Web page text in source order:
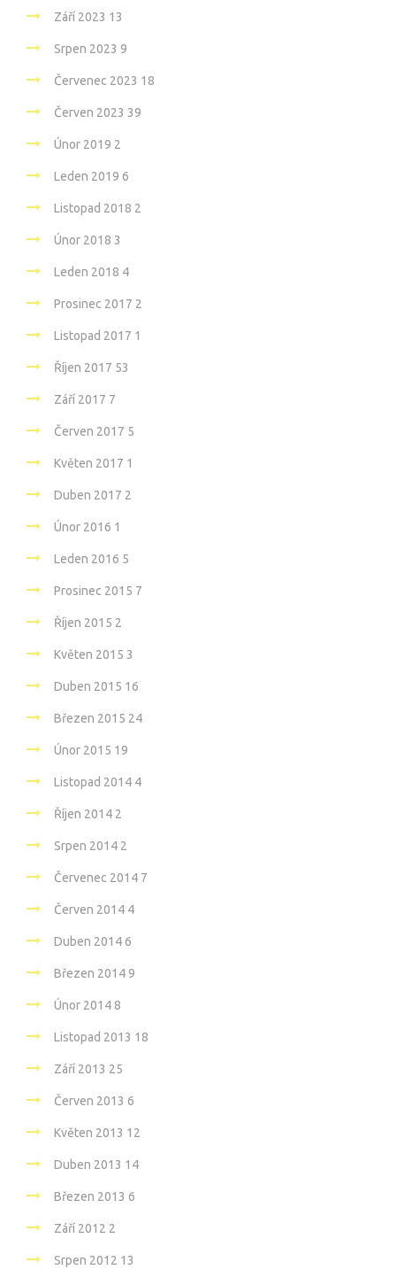
Září 2023 13
Srpen 2023 9
Červenec 2023 18
Červen 2023 39
Únor 2019 2
Leden 2019 6
Listopad 2018 2
Únor 2018 3
Leden 2018 4
Prosinec 2017 2
Listopad 2017 1
Říjen 2017 53
Září 2017 7
Červen 2017 5
Květen 2017 1
Duben 2017 2
Únor 2016 1
Leden 2016 5
Prosinec 2015 7
Říjen 2015 2
Květen 2015 3
Duben 2015 16
Březen 2015 24
Únor 2015 19
Listopad 2014 4
Říjen 2014 2
Srpen 2014 2
Červenec 2014 7
Červen 2014 4
Duben 20146
Březen 2014 9
Únor 2014 8
Listopad 2013 18
Září 2013 25
Červen 2013 6
Květen 2013 12
Duben 2013 14
Březen 2013 6
Září 2012 2
Srpen 2012 13